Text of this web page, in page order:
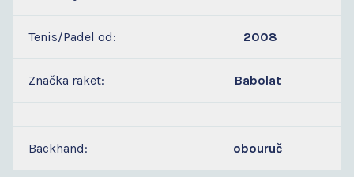
Tenis/Padel od: 2008
Značka raket: Babolat
Backhand: obouruč